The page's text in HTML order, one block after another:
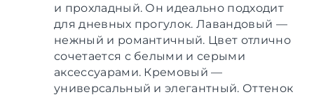
и прохладный. Он идеально подходит
для дневных прогулок. Лавандовый —
нежный и романтичный. Цвет отлично
сочетается с белыми и серыми
аксессуарами. Кремовый —
универсальный и элегантный. Оттенок